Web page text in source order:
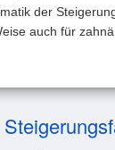
der
auch für